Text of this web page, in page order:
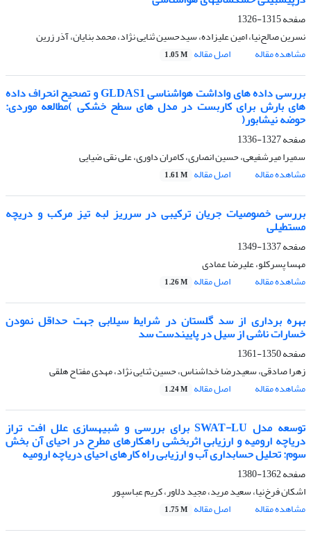
صفحه1315-1326
نسرین صالح‌نیا، امین علیزاده، سیدحسین ثنایی نژاد، محمد بنایان، آذر زرین
مشاهده مقاله
اصل مقاله 1.05 M
بررسی داده های واداشت هواشناسی GLDAS1 و تصحیح انحراف داده
های بارش برای کاربست در مدل های سطح خشکی )مطالعه موردی:
حوضه نیشابور(
صفحه1327-1336
سمیرا میرشفیعی، حسین انصاری، کامران داوری، علی نقی ضیایی
مشاهده مقاله
اصل مقاله 1.61 M
بررسی خصوصیات جریان ترکیبی در سرریز لبه تیز مرکب و دریچه
مستطیلی
صفحه1337-1349
مهسا پسرکلو، علیرضا عمادی
مشاهده مقاله
اصل مقاله 1.26 M
بهره برداری از سد گلستان در شرایط سیلابی جهت حداقل نمودن
خسارات ناشی از سیل در پاییندست سد
صفحه1350-1361
زهرا صادقی، سعیدرضا خداشناس، حسین ثنایی نژاد، مهدی مفتاح هلقی
مشاهده مقاله
اصل مقاله 1.24 M
توسعه مدل SWAT-LU برای بررسی و شبیهسازی علل افت تراز
دریاچه ارومیه و ارزیابی اثربخشی راهکارهای مطرح در احیای آن بخش
سوم: تحلیل حسابداری آب و ارزیابی راه کارهای احیای دریاچه ارومیه
صفحه1362-1380
اشکان فرخ‌نیا، سعید مرید، مجید دلاور، کریم عباسپور
مشاهده مقاله
اصل مقاله 1.75 M